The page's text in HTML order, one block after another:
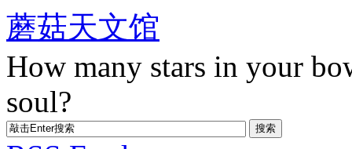
蘑菇天文馆
How many stars in your
soul?